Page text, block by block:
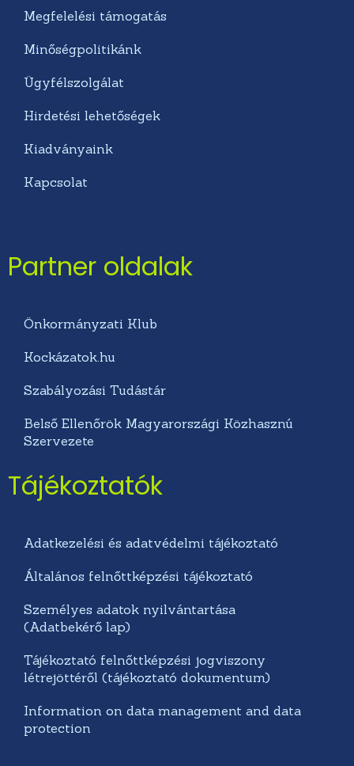
Megfelelési támogatás
Minőségpolitikánk
Ügyfélszolgálat
Hirdetési lehetőségek
Kiadványaink
Kapcsolat
Partner oldalak
Önkormányzati Klub
Kockázatok.hu
Szabályozási Tudástár
Belső Ellenőrök Magyarországi Közhasznú
Szervezete
Tájékoztatók
Adatkezelési és adatvédelmi tájékoztató
Általános felnőttképzési tájékoztató
Személyes adatok nyilvántartása
(Adatbekérő lap)
Tájékoztató felnőttképzési jogviszony
létrejöttéről (tájékoztató dokumentum)
Information on data management and data
protection